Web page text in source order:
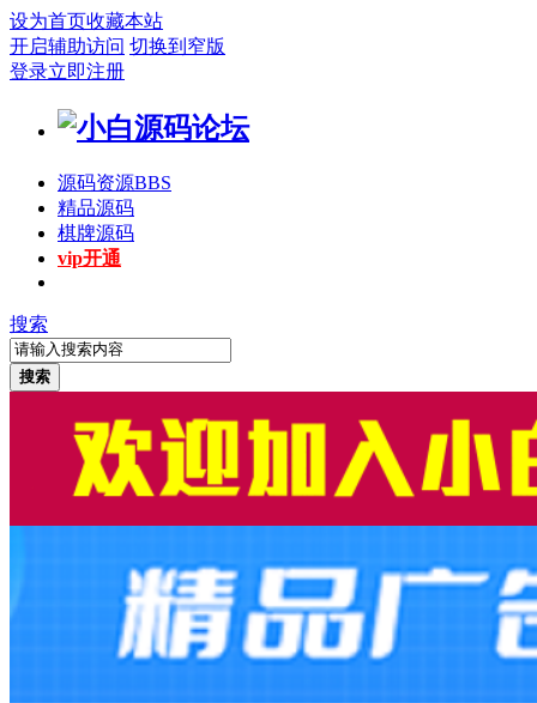
设为首页收藏本站
开启辅助访问 切换到窄版
登录立即注册
源码资源BBS
精品源码
棋牌源码
vip开通
搜索
搜索